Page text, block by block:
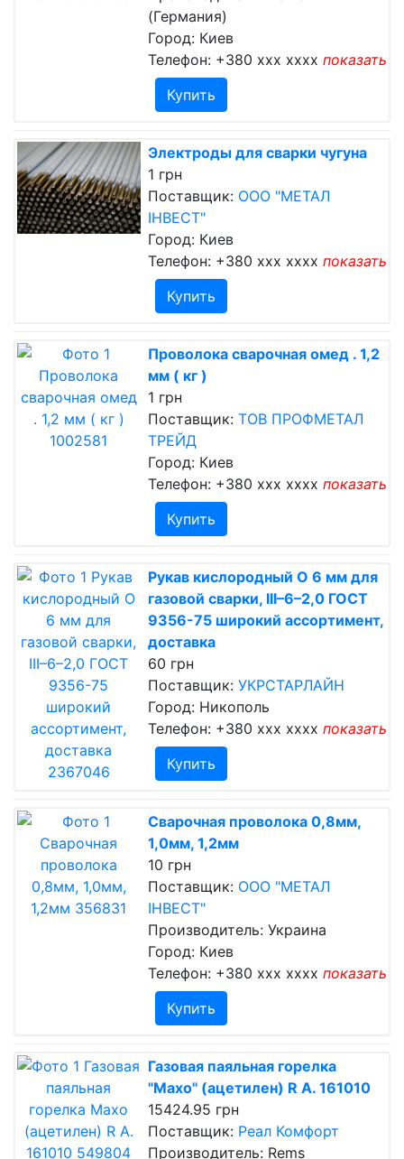
(Германия)
Город: Киев
Телефон: +380 xxx xxxx показать
Купить
Электроды для сварки чугуна
1 грн
Поставщик: ООО "МЕТАЛ
ІНВЕСТ"
Город: Киев
Телефон: +380 xxx xxxx показать
Купить
Проволока сварочная омед . 1,2
мм ( кг )
1 грн
Поставщик: ТОВ ПРОФМЕТАЛ
ТРЕЙД
Город: Киев
Телефон: +380 xxx xxxx показать
Купить
Рукав кислородный O 6 мм для
газовой сварки, III–6–2,0 ГОСТ
9356-75 широкий ассортимент,
доставка
60 грн
Поставщик: УКРСТАРЛАЙН
Город: Никополь
Телефон: +380 xxx xxxx показать
Купить
Сварочная проволока 0,8мм,
1,0мм, 1,2мм
10 грн
Поставщик: ООО "МЕТАЛ
ІНВЕСТ"
Производитель: Украина
Город: Киев
Телефон: +380 xxx xxxx показать
Купить
Газовая паяльная горелка
"Махо" (ацетилен) R А. 161010
15424.95 грн
Поставщик: Реал Комфорт
Производитель: Rems